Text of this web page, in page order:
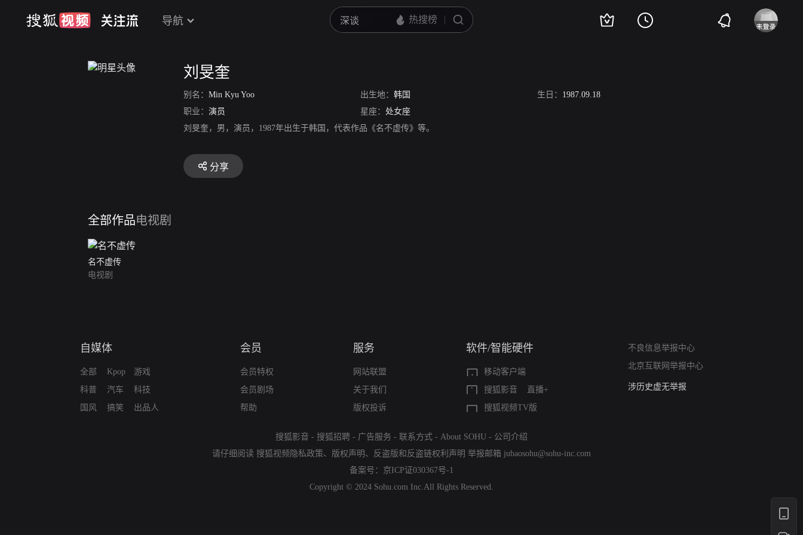
导航
刘旻奎
别名： Min Kyu Yoo 出生地： 韩国 生日： 1987.09.18
职业： 演员 星座： 处女座
刘旻奎，男，演员，1987年出生于韩国，代表作品《名不虚传》等。
分享
全部作品电视剧
名不虚传
电视剧
自媒体
全部
科普
国风
Kpop
汽车
搞笑
游戏
科技
出品人
会员
会员特权
会员剧场
帮助
服务
网站联盟
关于我们
版权投诉
软件/智能硬件
移动客户端
搜狐影音
直播+
搜狐视频TV版
不良信息举报中心
北京互联网举报中心
亚运会举报专区
涉历史虚无举报
搜狐影音 - 搜狐招聘 - 广告服务 - 联系方式 - About SOHU - 公司介绍
请仔细阅读 搜狐视频隐私政策、 版权声明 、 反盗版和反盗链权利声明 举报邮箱 jubaosohu@sohu-inc.com
备案号： 京ICP证030367号-1
Copyright © 2024 Sohu.com Inc.All Rights Reserved.